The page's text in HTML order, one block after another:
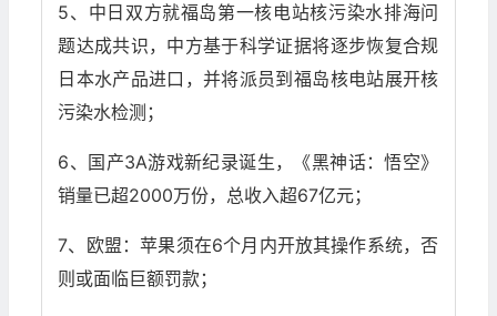
5、中日双方就福岛第一核电站核污染水排海问
题达成共识，中方基于科学证据将逐步恢复合规
日本水产品进口，并将派员到福岛核电站展开核
污染水检测；
6、国产3A游戏新纪录诞生，《黑神话：悟空》
销量已超2000万份，总收入超67亿元；
7、欧盟：苹果须在6个月内开放其操作系统，否
则或面临巨额罚款；